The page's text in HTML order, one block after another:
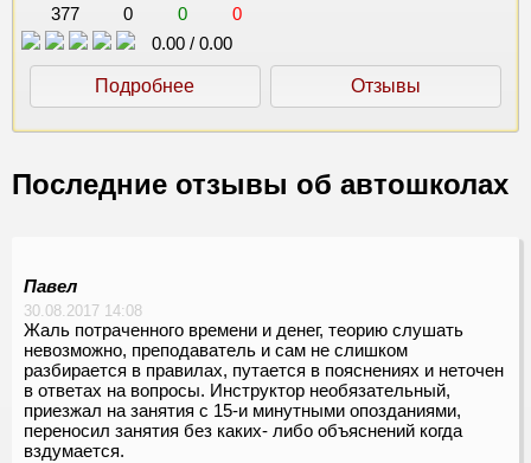
377
0 0
0
0.00 / 0.00
Подробнее Отзывы
Последние отзывы об автошколах
Павел
30.08.2017 14:08
Жаль потраченного времени и денег, теорию слушать
невозможно, преподаватель и сам не слишком
разбирается в правилах, путается в пояснениях и неточен
в ответах на вопросы. Инструктор необязательный,
приезжал на занятия с 15-и минутными опозданиями,
переносил занятия без каких- либо объяснений когда
вздумается.